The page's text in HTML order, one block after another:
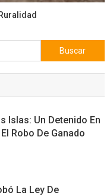
Buscar:
Islas: Un Detenido En
Robo De Ganado
La Ley De